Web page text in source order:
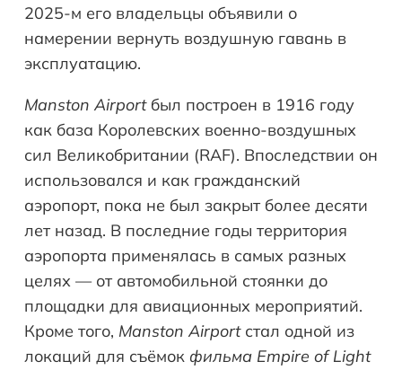
2025-м его владельцы объявили о
намерении вернуть воздушную гавань в
эксплуатацию.
Manston Airportбыл построен в 1916 году
как база Королевских военно-воздушных
сил Великобритании (RAF). Впоследствии он
использовался и как гражданский
аэропорт, пока не был закрыт более десяти
лет назад. В последние годы территория
аэропорта применялась в самых разных
целях — от автомобильной стоянки до
площадки для авиационных мероприятий.
Кроме того, Manston Airportстал одной из
локаций для съёмок фильма Empire of Light